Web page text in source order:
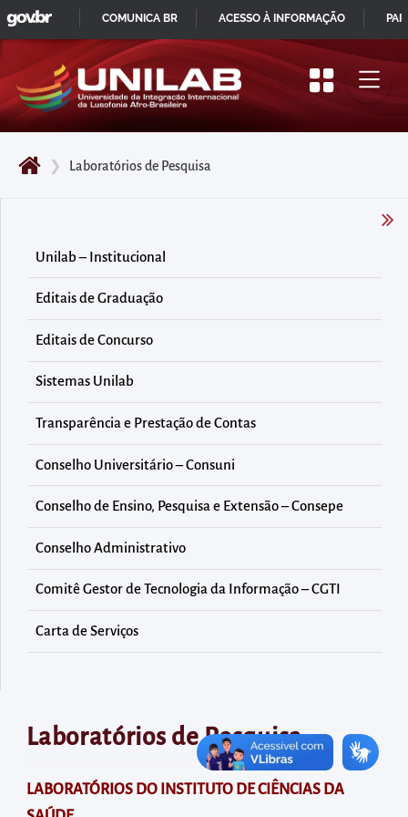
Pular
para
início
do
principal
Acessar
diretamente
o
Acessar
diretamente
área
para
realizar
buscas
internas
Acessar
❯ Laboratórios de Pesquisa
Laboratórios de Pesquisa
LABORATÓRIOS DO INSTITUTO DE CIÊNCIAS DA
Unilab – Institucional
Editais de Graduação
Editais de Concurso
Sistemas Unilab
Transparência e Prestação de Contas
Conselho Universitário – Consuni
Conselho de Ensino, Pesquisa e Extensão – Consepe
Conselho Administrativo
Comitê Gestor de Tecnologia da Informação – CGTI
Carta de Serviços
IR
PARA
CONTEÚDO
GOVBR
COMUNICA BR ACESSO À INFORMAÇÃO